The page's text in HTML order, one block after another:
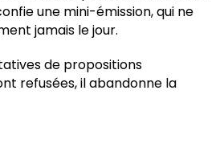
une mini-émission, qui ne
jamais le jour.
de propositions
refusées, il abandonne la